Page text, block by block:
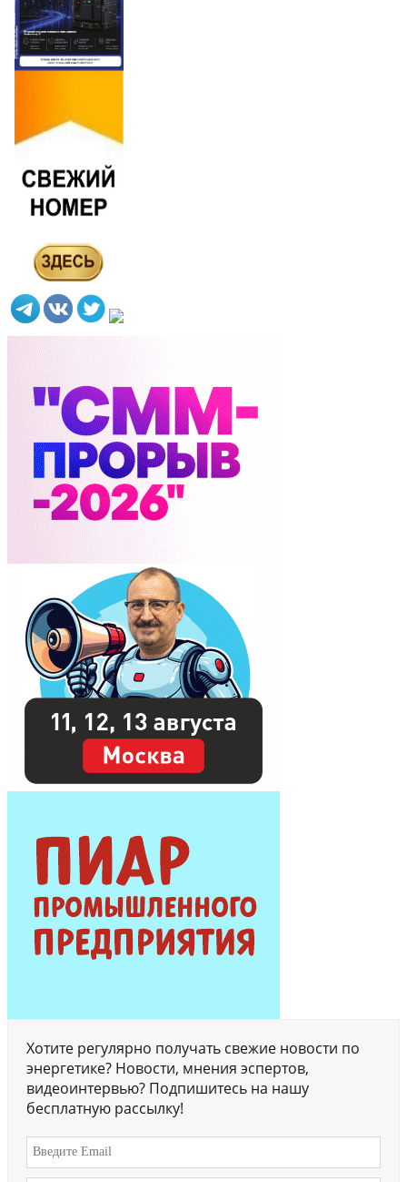
Хотите регулярно получать свежие новости по
энергетике? Новости, мнения эспертов,
видеоинтервью? Подпишитесь на нашу
бесплатную рассылку!